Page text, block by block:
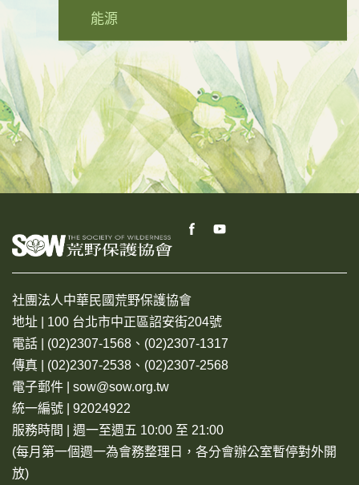
能源
社團法人中華民國荒野保護協會
地址 | 100 台北市中正區詔安街204號
電話 | (02)2307-1568、(02)2307-1317
傳真 | (02)2307-2538、(02)2307-2568
電子郵件 | sow@sow.org.tw
統一編號 | 92024922
服務時間 | 週一至週五 10:00 至 21:00
(每月第一個週一為會務整理日，各分會辦公室暫停對外開
放)